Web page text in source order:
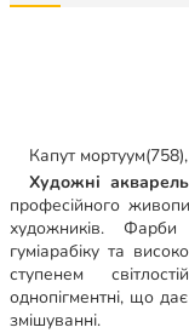
Капут
Художні
професійного
художників. Фарби
гуміарабіку та
ступенем
однопігментні, що
змішуванні.